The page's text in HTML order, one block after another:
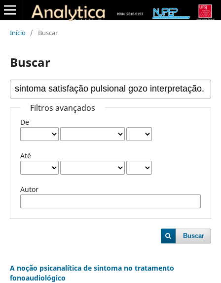
Início / Buscar
Buscar
Filtros avançados
De
Até
Autor
Buscar
A noção psicanalítica de sintoma no tratamento
fonoaudiológico